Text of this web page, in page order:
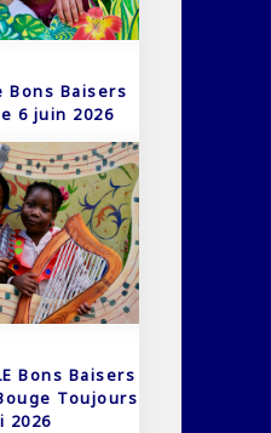
Bons Baisers
6 juin 2026
Bons Baisers
Toujours
2026